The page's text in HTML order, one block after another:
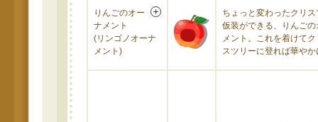
りんごのオー
ナメント
(リンゴノオーナ
メント)
ちょっと変わったクリス
仮装ができる、りんごの
メント。これを着けて
スツリーに登れば華やか